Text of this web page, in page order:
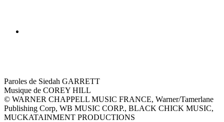
Paroles de Siedah GARRETT
Musique de COREY HILL
© WARNER CHAPPELL MUSIC FRANCE, Warner/Tamerlane
Publishing Corp, WB MUSIC CORP., BLACK CHICK MUSIC,
MUCKATAINMENT PRODUCTIONS